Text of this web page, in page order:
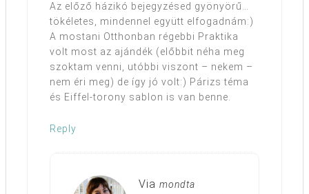
Az előző házikó bejegyzésed gyönyörű…
tökéletes, mindennel együtt elfogadnám:)
A mostani Otthonban régebbi Praktika
volt most az ajándék (előbbit néha meg
szoktam venni, utóbbi viszont – nekem –
nem éri meg) de így jó volt:) Párizs téma
és Eiffel-torony sablon is van benne.
Reply
Via mondta